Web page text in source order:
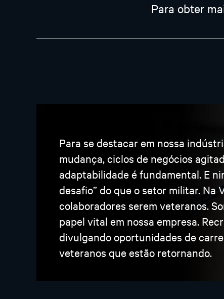
Para obter
Para se destacar em nossa
mudança, ciclos de negócios
adaptabilidade é fundamental. E
desafio” do que o setor militar. Na
colaboradores serem veteranos.
papel vital em nossa empresa.
divulgando oportunidades de
veteranos que estão retornando.